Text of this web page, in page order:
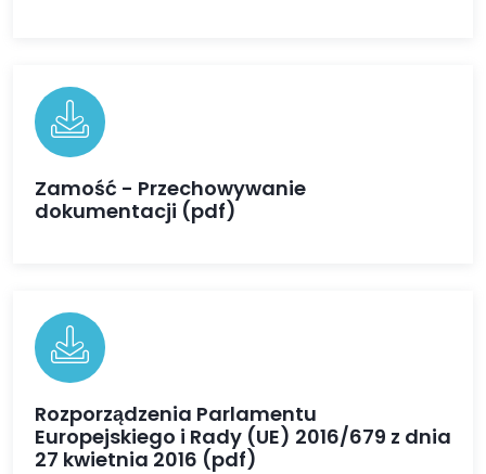
Zamość - Przechowywanie
dokumentacji (pdf)
Rozporządzenia Parlamentu
Europejskiego i Rady (UE) 2016/679 z dnia
27 kwietnia 2016 (pdf)